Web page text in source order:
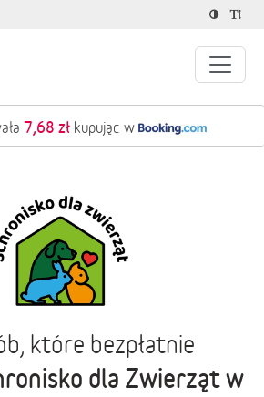
7,68 złkupując w
które bezpłatnie
dla Zwierząt w